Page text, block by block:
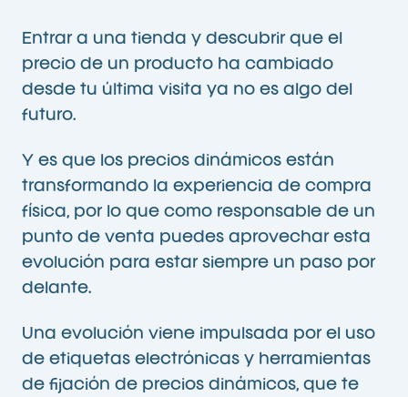
Entrar a una tienda y descubrir que el
precio de un producto ha cambiado
desde tu última visita ya no es algo del
futuro.
Y es que los precios dinámicos están
transformando la experiencia de compra
física, por lo que como responsable de un
punto de venta puedes aprovechar esta
evolución para estar siempre un paso por
delante.
Una evolución viene impulsada por el uso
de etiquetas electrónicas y herramientas
de fijación de precios dinámicos, que te